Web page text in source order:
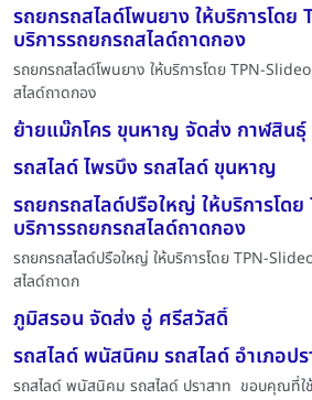
รถยกรถสไลด์โพนยาง ให้บริการโด
บริการรถยกรถสไลด์ถาดกอง
รถยกรถสไลด์โพนยาง ให้บริการโดย TPN-
สไลด์ถาดกอง
ย้ายแม๊กโคร ขุนหาญ จัดส่ง กาฬสินธุ์
รถสไลด์ ไพรบึง รถสไลด์ ขุนหาญ
รถยกรถสไลด์ปรือใหญ่ ให้บริการโด
บริการรถยกรถสไลด์ถาดกอง
รถยกรถสไลด์ปรือใหญ่ ให้บริการโดย TPN-
สไลด์ถาดก
ภูมิสรอน จัดส่ง อู่ ศรีสวัสดิ์
รถสไลด์ พนัสนิคม รถสไลด์ อำเภอปร
รถสไลด์ พนัสนิคม รถสไลด์ ปราสาท ขอบคุณที่ใ